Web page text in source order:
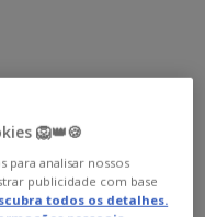
🦁👑🍪
analisar nossos
publicidade com base
todos os detalhes.